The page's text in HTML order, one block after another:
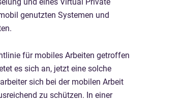
genutzten Systemen und
für mobiles Arbeiten getroffen
es sich an, jetzt eine solche
sich bei der mobilen Arbeit
zu schützen. In einer